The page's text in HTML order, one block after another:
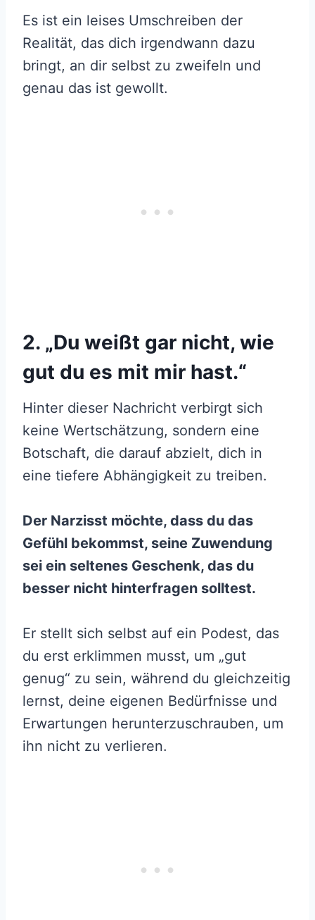
Es ist ein leises Umschreiben der
Realität, das dich irgendwann dazu
bringt, an dir selbst zu zweifeln und
genau das ist gewollt.
2. „Du weißt gar nicht, wie
gut du es mit mir hast.“
Hinter dieser Nachricht verbirgt sich
keine Wertschätzung, sondern eine
Botschaft, die darauf abzielt, dich in
eine tiefere Abhängigkeit zu treiben.
Der Narzisst möchte, dass du das
Gefühl bekommst, seine Zuwendung
sei ein seltenes Geschenk, das du
besser nicht hinterfragen solltest.
Er stellt sich selbst auf ein Podest, das
du erst erklimmen musst, um „gut
genug“ zu sein, während du gleichzeitig
lernst, deine eigenen Bedürfnisse und
Erwartungen herunterzuschrauben, um
ihn nicht zu verlieren.